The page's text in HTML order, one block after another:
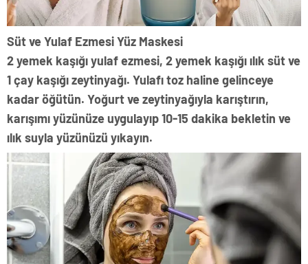
Süt ve Yulaf Ezmesi Yüz Maskesi
2 yemek kaşığı yulaf ezmesi, 2 yemek kaşığı ılık süt ve
1 çay kaşığı zeytinyağı. Yulafı toz haline gelinceye
kadar öğütün. Yoğurt ve zeytinyağıyla karıştırın,
karışımı yüzünüze uygulayıp 10-15 dakika bekletin ve
ılık suyla yüzünüzü yıkayın.